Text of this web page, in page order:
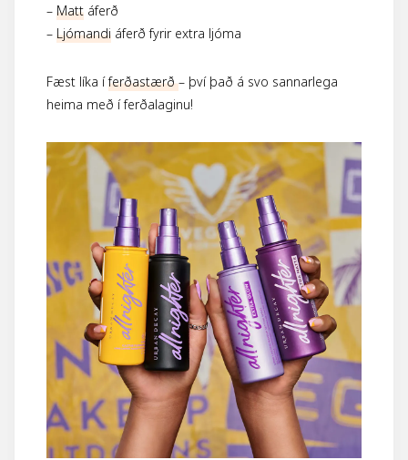
– Mattáferð
– Ljómandiáferð fyrir extra ljóma
Fæst líka íferðastærð– því það á svo sannarlega
heima með í ferðalaginu!